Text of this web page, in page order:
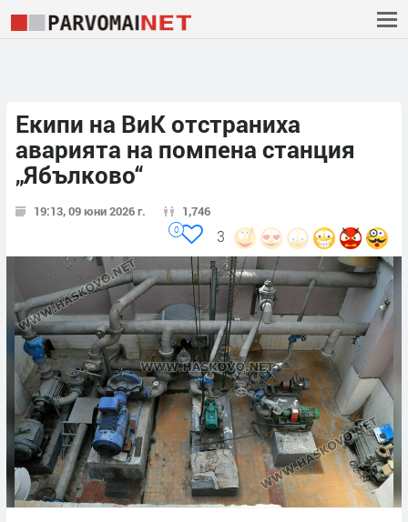
Екипи на ВиК отстраниха
аварията на помпена станция
„Ябълково“
19:13, 09 юни 2026 г. 1,746
3
0